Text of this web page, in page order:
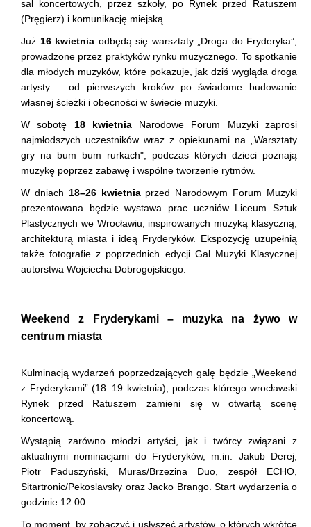
sal koncertowych, przez szkoły, po Rynek przed Ratuszem
(Pręgierz) i komunikację miejską.
Już 16 kwietnia odbędą się warsztaty „Droga do Fryderyka”,
prowadzone przez praktyków rynku muzycznego. To spotkanie
dla młodych muzyków, które pokazuje, jak dziś wygląda droga
artysty – od pierwszych kroków po świadome budowanie
własnej ścieżki i obecności w świecie muzyki.
W sobotę 18 kwietniaNarodowe Forum Muzyki zaprosi
najmłodszych uczestników wraz z opiekunami na „Warsztaty
gry na bum bum rurkach", podczas których dzieci poznają
muzykę poprzez zabawę i wspólne tworzenie rytmów.
W dniach 18–26 kwietniaprzed Narodowym Forum Muzyki
prezentowana będzie wystawa prac uczniów Liceum Sztuk
Plastycznych we Wrocławiu, inspirowanych muzyką klasyczną,
architekturą miasta i ideą Fryderyków. Ekspozycję uzupełnią
także fotografie z poprzednich edycji Gal Muzyki Klasycznej
autorstwa Wojciecha Dobrogojskiego.
Weekend z Fryderykami – muzyka na żywo w
centrum miasta
Kulminacją wydarzeń poprzedzających galę będzie „Weekend
z Fryderykami” (18–19 kwietnia), podczas którego wrocławski
Rynek przed Ratuszem zamieni się w otwartą scenę
koncertową.
Wystąpią zarówno młodzi artyści, jak i twórcy związani z
aktualnymi nominacjami do Fryderyków, m.in. Jakub Derej,
Piotr Paduszyński, Muras/Brzezina Duo, zespół ECHO,
Sitartronic/Pekoslavsky oraz Jacko Brango. Start wydarzenia o
godzinie 12:00.
To moment, by zobaczyć i usłyszeć artystów, o których wkrótce